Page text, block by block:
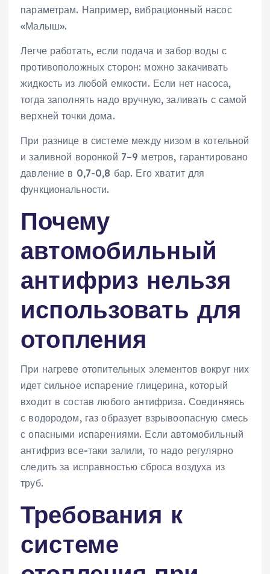
параметрам. Например, вибрационный насос
«Малыш».
Легче работать, если подача и забор воды с
противоположных сторон: можно закачивать
жидкость из любой емкости. Если нет насоса,
тогда заполнять надо вручную, заливать с самой
верхней точки дома.
При разнице в системе между низом в котельной
и заливной воронкой 7–9 метров, гарантировано
давление в 0,7-0,8 бар. Его хватит для
функциональности.
Почему
автомобильный
антифриз нельзя
использовать для
отопления
При нагреве отопительных элементов вокруг них
идет сильное испарение глицерина, который
входит в состав любого антифриза. Соединяясь
с водородом, газ образует взрывоопасную смесь
с опасными испарениями. Если автомобильный
антифриз все-таки залили, то надо регулярно
следить за исправностью сброса воздуха из
труб.
Требования к
системе